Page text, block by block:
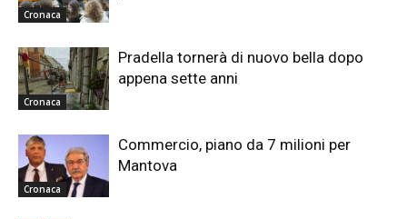
Cronaca
Cronaca
Pradella tornerà di nuovo bella dopo
appena sette anni
Cronaca
Commercio, piano da 7 milioni per
Mantova